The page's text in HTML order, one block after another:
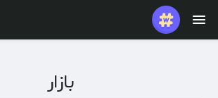
پست های محبوب
بازار